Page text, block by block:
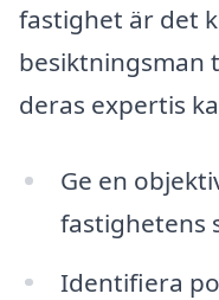
fastighet är det
besiktningsman
deras expertis
Ge en
fastighetens
Identifiera